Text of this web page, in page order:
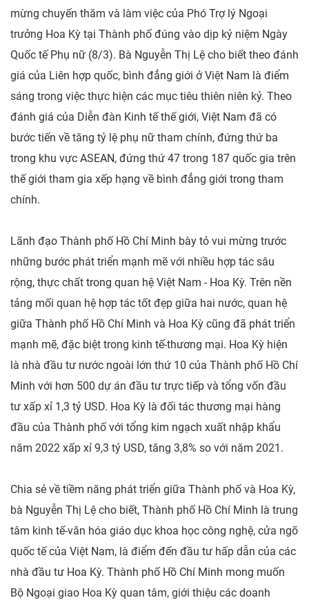
mừng chuyến thăm và làm việc của Phó Trợ lý Ngoại
trưởng Hoa Kỳ tại Thành phố đúng vào dịp kỷ niệm Ngày
Quốc tế Phụ nữ (8/3). Bà Nguyễn Thị Lệ cho biết theo đánh
giá của Liên hợp quốc, bình đẳng giới ở Việt Nam là điểm
sáng trong việc thực hiện các mục tiêu thiên niên kỷ. Theo
đánh giá của Diễn đàn Kinh tế thế giới, Việt Nam đã có
bước tiến về tăng tỷ lệ phụ nữ tham chính, đứng thứ ba
trong khu vực ASEAN, đứng thứ 47 trong 187 quốc gia trên
thế giới tham gia xếp hạng về bình đẳng giới trong tham
chính.
Lãnh đạo Thành phố Hồ Chí Minh bày tỏ vui mừng trước
những bước phát triển mạnh mẽ với nhiều hợp tác sâu
rộng, thực chất trong quan hệ Việt Nam - Hoa Kỳ. Trên nền
tảng mối quan hệ hợp tác tốt đẹp giữa hai nước, quan hệ
giữa Thành phố Hồ Chí Minh và Hoa Kỳ cũng đã phát triển
mạnh mẽ, đặc biệt trong kinh tế-thương mại. Hoa Kỳ hiện
là nhà đầu tư nước ngoài lớn thứ 10 của Thành phố Hồ Chí
Minh với hơn 500 dự án đầu tư trực tiếp và tổng vốn đầu
tư xấp xỉ 1,3 tỷ USD. Hoa Kỳ là đối tác thương mại hàng
đầu của Thành phố với tổng kim ngạch xuất nhập khẩu
năm 2022 xấp xỉ 9,3 tỷ USD, tăng 3,8% so với năm 2021.
Chia sẻ về tiềm năng phát triển giữa Thành phố và Hoa Kỳ,
bà Nguyễn Thị Lệ cho biết, Thành phố Hồ Chí Minh là trung
tâm kinh tế-văn hóa giáo dục khoa học công nghệ, cửa ngõ
quốc tế của Việt Nam, là điểm đến đầu tư hấp dẫn của các
nhà đầu tư Hoa Kỳ. Thành phố Hồ Chí Minh mong muốn
Bộ Ngoại giao Hoa Kỳ quan tâm, giới thiệu các doanh